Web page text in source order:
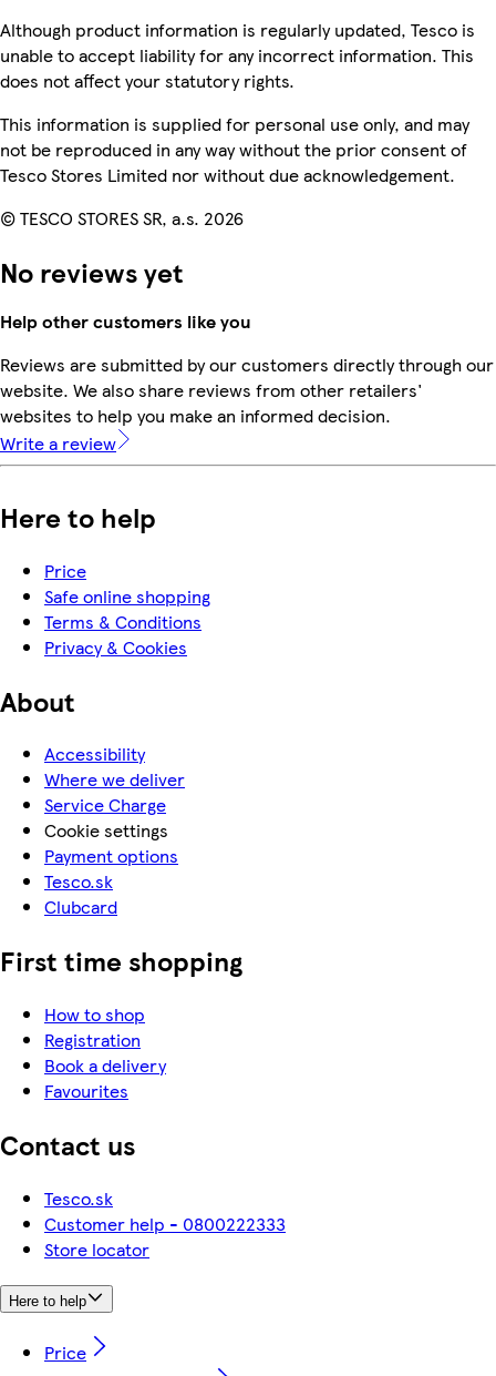
Although product information is regularly updated, Tesco is
unable to accept liability for any incorrect information. This
does not affect your statutory rights.
This information is supplied for personal use only, and may
not be reproduced in any way without the prior consent of
Tesco Stores Limited nor without due acknowledgement.
© TESCO STORES SR, a.s. 2026
No reviews yet
Help other customers like you
Reviews are submitted by our customers directly through our
website. We also share reviews from other retailers'
websites to help you make an informed decision.
Write a review
Here to help
Price
Safe online shopping
Terms & Conditions
Privacy & Cookies
About
Accessibility
Where we deliver
Service Charge
Cookie settings
Payment options
Tesco.sk
Clubcard
First time shopping
How to shop
Registration
Book a delivery
Favourites
Contact us
Tesco.sk
Customer help - 0800222333
Store locator
Here to help
Price